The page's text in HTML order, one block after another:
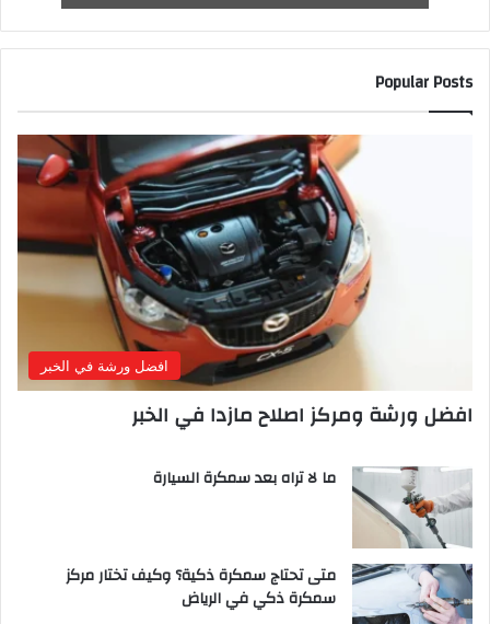
Popular Posts
افضل ورشة في الخبر
افضل ورشة ومركز اصلاح مازدا في الخبر
ما لا تراه بعد سمكرة السيارة
متى تحتاج سمكرة ذكية؟ وكيف تختار مركز
سمكرة ذكي في الرياض